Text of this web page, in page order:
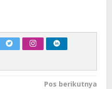
Pos berikutnya